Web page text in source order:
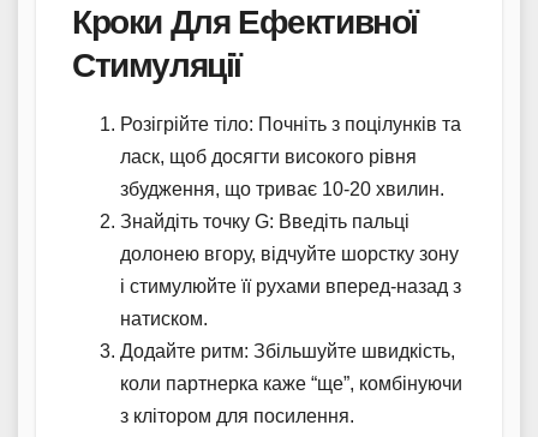
Кроки Для Ефективної
Стимуляції
Розігрійте тіло: Почніть з поцілунків та
ласк, щоб досягти високого рівня
збудження, що триває 10-20 хвилин.
Знайдіть точку G: Введіть пальці
долонею вгору, відчуйте шорстку зону
і стимулюйте її рухами вперед-назад з
натиском.
Додайте ритм: Збільшуйте швидкість,
коли партнерка каже “ще”, комбінуючи
з клітором для посилення.